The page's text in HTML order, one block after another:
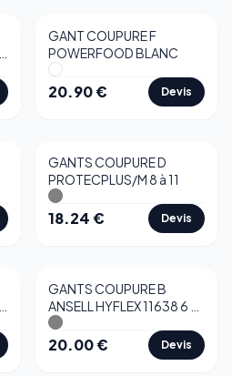
GANT COUPURE F
POWERFOOD BLANC
20.90€ Devis
GANTS COUPURE D
PROTECPLUS/M 8 à 11
18.24€ Devis
GANTS COUPURE B
ANSELL HYFLEX 11638 6 à
11
20.00€ Devis